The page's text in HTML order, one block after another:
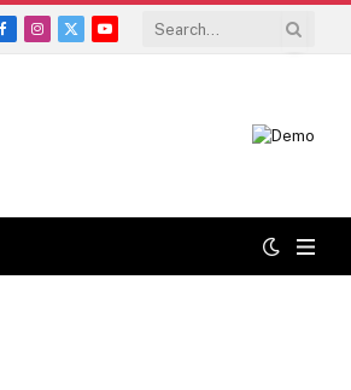
Facebook
Instagram
X
YouTube